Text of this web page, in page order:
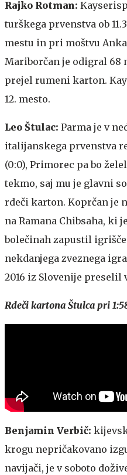
Rajko Rotman:
turškega prvenstva ob
mestu in pri moštvu
Mariborčan je odigral 68
prejel rumeni karton.
12. mesto.
Leo Štulac: Parma je v
italijanskega prvenstva
(0:0), Primorec pa bo
tekmo, saj mu je glavni
rdeči karton. Koprčan je
na Ramana Chibsaha, ki
bolečinah zapustil
nekdanjega zveznega
2016 iz Slovenije preselil
Rdeči kartona Štulca pri
Benjamin Verbič:
krogu nepričakovano
navijači, je v soboto